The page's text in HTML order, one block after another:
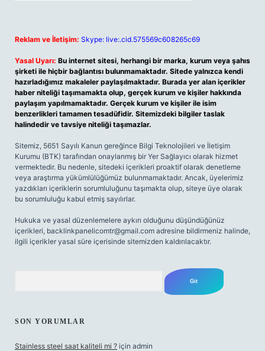
Reklam ve İletişim: Skype: live:.cid.575569c608265c69
Yasal Uyarı: Bu internet sitesi, herhangi bir marka, kurum veya şahıs
şirketi ile hiçbir bağlantısı bulunmamaktadır. Sitede yalnızca kendi
hazırladığımız makaleler paylaşılmaktadır. Burada yer alan içerikler
haber niteliği taşımamakta olup, gerçek kurum ve kişiler hakkında
paylaşım yapılmamaktadır. Gerçek kurum ve kişiler ile isim
benzerlikleri tamamen tesadüfidir. Sitemizdeki bilgiler taslak
halindedir ve tavsiye niteliği taşımazlar.
Sitemiz, 5651 Sayılı Kanun gereğince Bilgi Teknolojileri ve İletişim
Kurumu (BTK) tarafından onaylanmış bir Yer Sağlayıcı olarak hizmet
vermektedir. Bu nedenle, sitedeki içerikleri proaktif olarak denetleme
veya araştırma yükümlülüğümüz bulunmamaktadır. Ancak, üyelerimiz
yazdıkları içeriklerin sorumluluğunu taşımakta olup, siteye üye olarak
bu sorumluluğu kabul etmiş sayılırlar.
Hukuka ve yasal düzenlemelere aykırı olduğunu düşündüğünüz
içerikleri, backlinkpanelicomtr@gmail.com adresine bildirmeniz halinde,
ilgili içerikler yasal süre içerisinde sitemizden kaldırılacaktır.
SON YORUMLAR
Stainless steel saat kaliteli mi ? için admin